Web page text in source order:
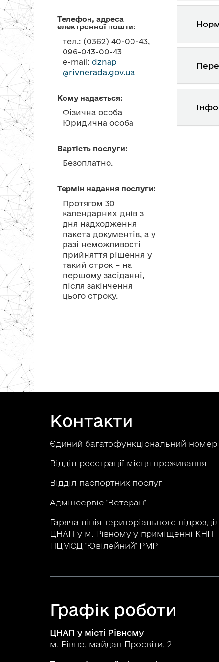
Телефон, адреса
електронної пошти:
тел.: (0362) 40-00-43,
096-043-00-43
e-mail: dznap
@rivnerada.gov.ua
Кому надається:
Фізична особа
Юридична особа
Вартість послуги:
Безоплатно.
Термін надання послуги:
Протягом 30
календарних днів з
дня надходження
пакета документів, а у
разі неможливості
прийняття рішення у
такий строк – на
першому засіданні,
після закінчення
цього строку.
Контакти
Єдиний багатофункціональний номер
Відділ реєстрації місця проживання
Відділ паспортних послуг
Адмінсервіс "Ветеран"
Гаряча лінія територіального
ЦНАП у м. Рівному у приміщенні КНП
ПЦМСД "Ювілейний" РМР
Графік роботи
ЦНАП у місті Рівному
м. Рівне, майдан Просвіти, 2